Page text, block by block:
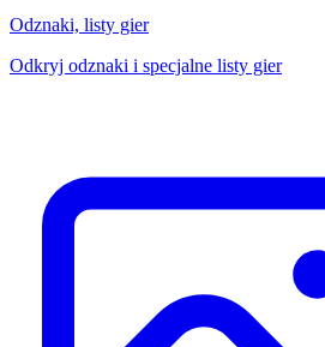
Odznaki, listy gier
Odkryj odznaki i specjalne listy gier